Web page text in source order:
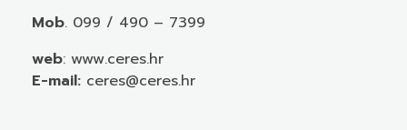
Mob. 099 / 490 – 7399
web: www.ceres.hr
E-mail: ceres@ceres.hr